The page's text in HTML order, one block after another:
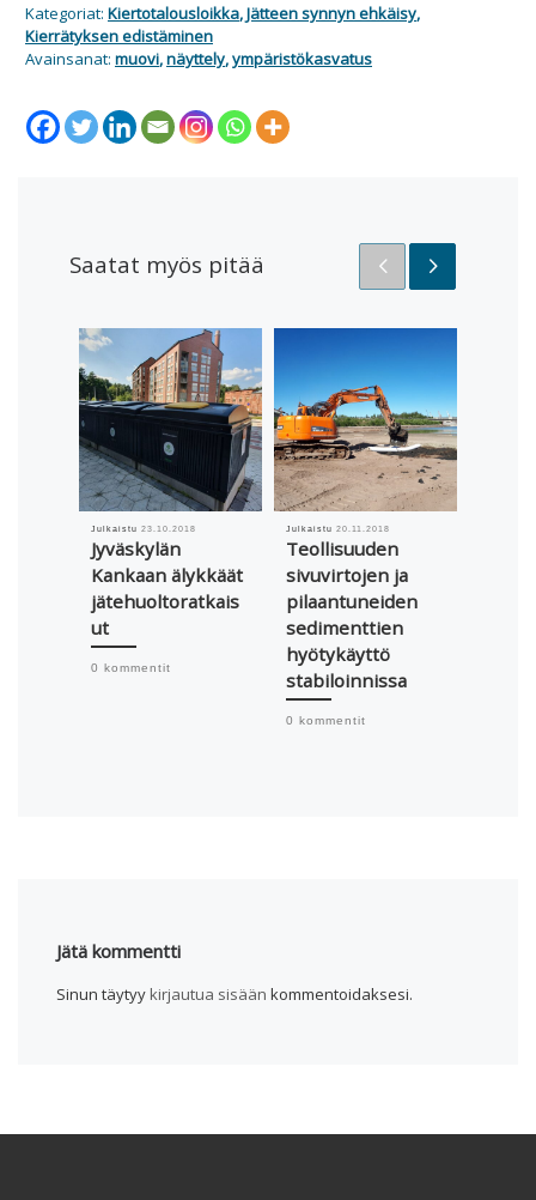
Saatat myös pitää
Julkaistu23.10.2018
Jyväskylän
Kankaan älykkäät
jätehuoltoratkais
ut
0 kommentit
Julkaistu20.11.2018
Teollisuuden
sivuvirtojen ja
pilaantuneiden
sedimenttien
hyötykäyttö
stabiloinnissa
0 kommentit
Jätä kommentti
Sinun täytyy kirjautua sisään kommentoidaksesi.
Kategoriat: Kiertotalousloikka,Jätteen synnyn ehkäisy,
Kierrätyksen edistäminen
Avainsanat: muovi,näyttely,ympäristökasvatus